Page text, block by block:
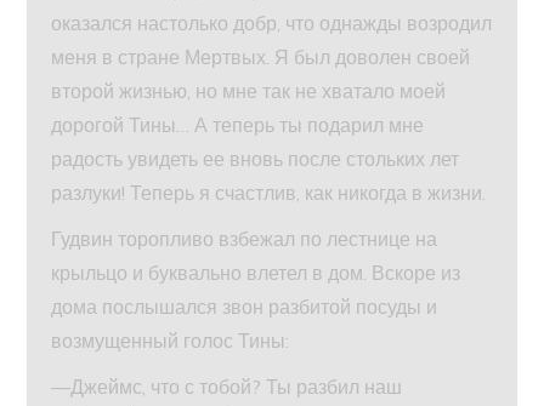
оказался настолько добр, что однажды возродил
меня в стране Мертвых. Я был доволен своей
второй жизнью, но мне так не хватало моей
дорогой Тины… А теперь ты подарил мне
радость увидеть ее вновь после стольких лет
разлуки! Теперь я счастлив, как никогда в жизни.
Гудвин торопливо взбежал по лестнице на
крыльцо и буквально влетел в дом. Вскоре из
дома послышался звон разбитой посуды и
возмущенный голос Тины:
—Джеймс, что с тобой? Ты разбил наш